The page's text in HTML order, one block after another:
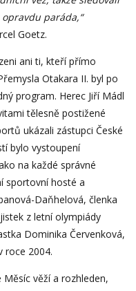
paráda,“
Goetz.
ani ti, kteří přímo
Otakara II. byl po
program. Herec Jiří Mádl
tělesně postižené
ukázali zástupci České
bylo vystoupení
na každé správné
sportovní hosté a
Daňhelová, členka
z letní olympiády
Dominika Červenková,
roce 2004.
věží a rozhleden,